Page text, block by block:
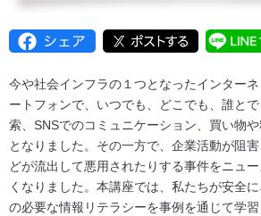
今や社会インフラの１つとなったインター
ートフォンで、いつでも、どこでも、誰と
索、SNSでのコミュニケーション、買い物
となりました。その一方で、企業活動が阻
どが流出して悪用されたりする事件をニュ
くなりました。本講座では、私たちが安全
の必要な情報リテラシーを事例を通じて学習